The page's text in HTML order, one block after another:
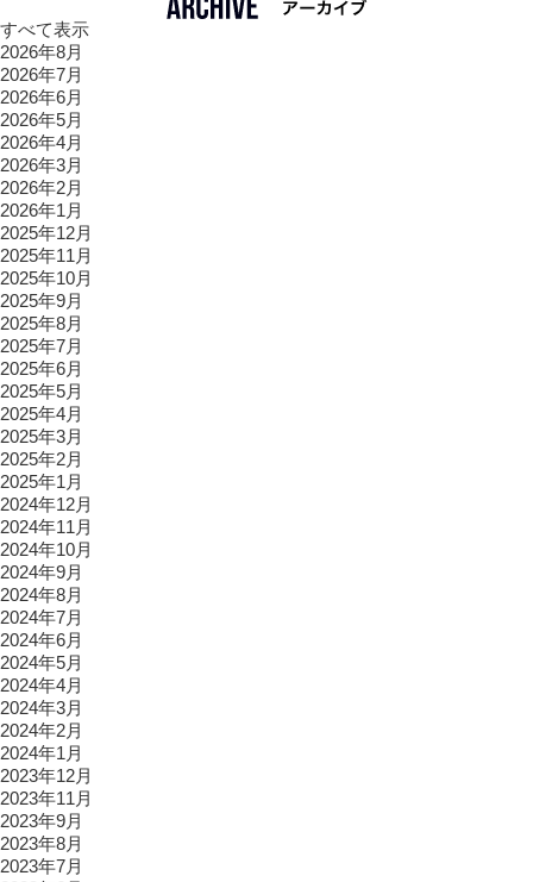
すべて表示
2026年8月
2026年7月
2026年6月
2026年5月
2026年4月
2026年3月
2026年2月
2026年1月
2025年12月
2025年11月
2025年10月
2025年9月
2025年8月
2025年7月
2025年6月
2025年5月
2025年4月
2025年3月
2025年2月
2025年1月
2024年12月
2024年11月
2024年10月
2024年9月
2024年8月
2024年7月
2024年6月
2024年5月
2024年4月
2024年3月
2024年2月
2024年1月
2023年12月
2023年11月
2023年9月
2023年8月
2023年7月